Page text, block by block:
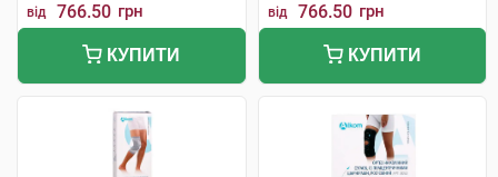
від 766.50 грн
КУПИТИ
від 766.50 грн
КУПИТИ